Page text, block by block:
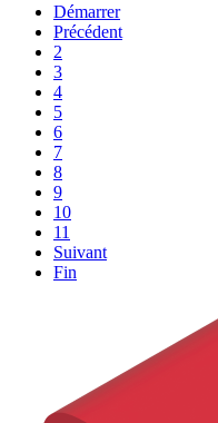
Démarrer
Précédent
2
3
4
5
6
7
8
9
10
11
Suivant
Fin